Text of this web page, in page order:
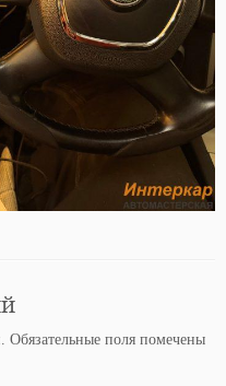
Обязательные поля помечены